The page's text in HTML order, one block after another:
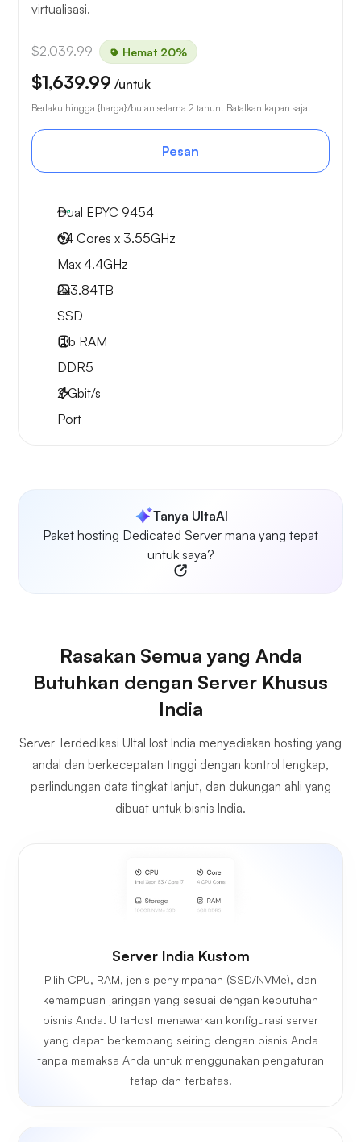
virtualisasi.
$2,039.99 Hemat 20%
$1,639.99 /untuk
Berlaku hingga {harga}/bulan selama 2 tahun. Batalkan kapan saja.
Pesan
Dual EPYC 9454
64 Cores x 3.55GHz
Max 4.4GHz
2x3.84TB
SSD
1Tb RAM
DDR5
2Gbit/s
Port
Tanya UltaAI
Paket hosting Dedicated Server mana yang tepat
untuk saya?
Rasakan Semua yang Anda
Butuhkan dengan Server Khusus
India
Server Terdedikasi UltaHost India menyediakan hosting yang
andal dan berkecepatan tinggi dengan kontrol lengkap,
perlindungan data tingkat lanjut, dan dukungan ahli yang
dibuat untuk bisnis India.
Server India Kustom
Pilih CPU, RAM, jenis penyimpanan (SSD/NVMe), dan
kemampuan jaringan yang sesuai dengan kebutuhan
bisnis Anda. UltaHost menawarkan konfigurasi server
yang dapat berkembang seiring dengan bisnis Anda
tanpa memaksa Anda untuk menggunakan pengaturan
tetap dan terbatas.